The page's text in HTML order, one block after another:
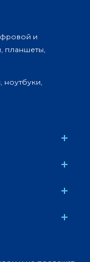
и
планшеты,
ноутбуки,